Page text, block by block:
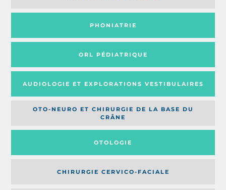
PHONIATRIE
ORL PÉDIATRIQUE
AUDIOLOGIE ET EXPLORATIONS VESTIBULAIRES
OTO-NEURO ET CHIRURGIE DE LA BASE DU
CRÂNE
OTOLOGIE
CHIRURGIE CERVICO-FACIALE